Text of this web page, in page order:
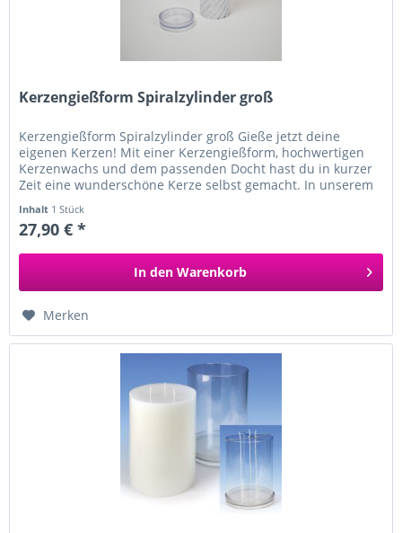
Kerzengießform Spiralzylinder groß
Kerzengießform Spiralzylinder groß Gieße jetzt deine
eigenen Kerzen! Mit einer Kerzengießform, hochwertigen
Kerzenwachs und dem passenden Docht hast du in kurzer
Zeit eine wunderschöne Kerze selbst gemacht. In unserem
Inhalt 1 Stück
27,90 € *
In den Warenkorb
Merken